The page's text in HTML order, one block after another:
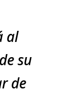
al
su
de